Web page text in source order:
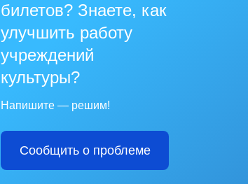
билетов? Знаете, как
улучшить работу
учреждений
культуры?
Напишите — решим!
Сообщить о проблеме